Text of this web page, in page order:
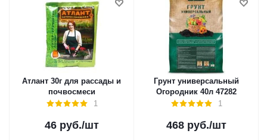
Атлант 30г для рассады и
почвосмеси
1
46руб./шт
Грунт универсальный
Огородник 40л 47282
1
468руб./шт